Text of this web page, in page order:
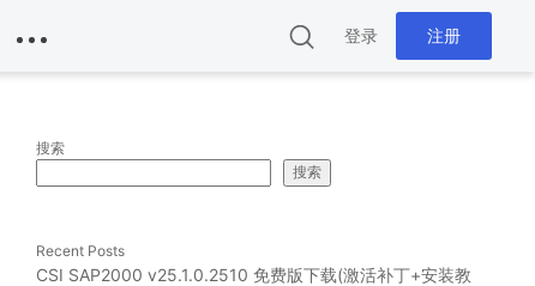
登录 注册
搜索
搜索
Recent Posts
CSI SAP2000 v25.1.0.2510 免费版下载(激活补丁+安装教